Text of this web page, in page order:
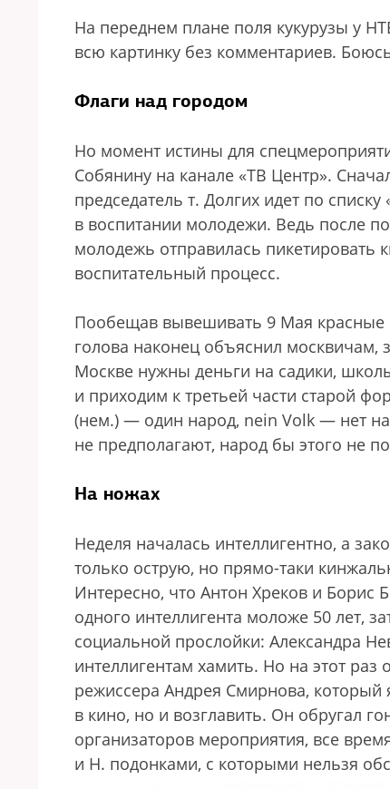
На переднем плане поля кукурузы у
всю картинку без комментариев.
Флаги над городом
Но момент истины для
Собянину на канале «ТВ Центр».
председатель т. Долгих идет по
в воспитании молодежи. Ведь после
молодежь отправилась пикетировать
воспитательный процесс.
Пообещав вывешивать 9 Мая красные
голова наконец объяснил москвичам,
Москве нужны деньги на садики,
и приходим к третьей части старой
(нем.) — один народ, nein Volk — нет
не предполагают, народ бы этого не
На ножах
Неделя началась интеллигентно, а
только острую, но прямо-таки
Интересно, что Антон Хреков и Борис
одного интеллигента моложе 50 лет,
социальной прослойки: Александра
интеллигентам хамить. Но на этот
режиссера Андрея Смирнова, который
в кино, но и возглавить. Он обругал
организаторов мероприятия, все
и Н. подонками, с которыми нельзя